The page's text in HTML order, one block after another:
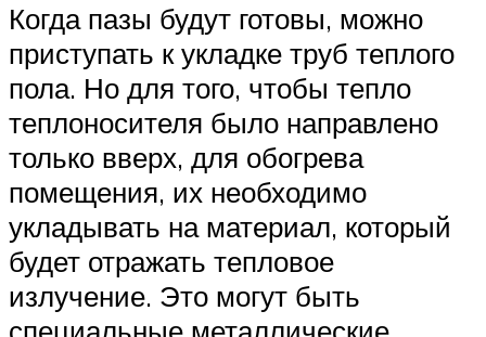
Когда пазы будут готовы, можно
приступать к укладке труб теплого
пола. Но для того, чтобы тепло
теплоносителя было направлено
только вверх, для обогрева
помещения, их необходимо
укладывать на материал, который
будет отражать тепловое
излучение. Это могут быть